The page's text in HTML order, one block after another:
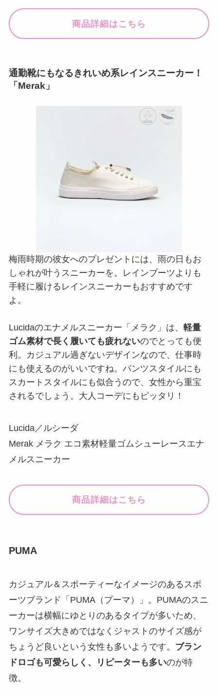
商品詳細はこちら
通勤靴にもなるきれいめ系レインスニーカー！
「Merak」
梅雨時期の彼女へのプレゼントには、雨の日もお
しゃれが叶うスニーカーを。レインブーツよりも
手軽に履けるレインスニーカーもおすすめです
よ。
Lucidaのエナメルスニーカー「メラク」は、 軽量
ゴム素材で長く履いても疲れないのでとっても便
利。カジュアル過ぎないデザインなので、仕事時
にも使えるのがいいですね。パンツスタイルにも
スカートスタイルにも似合うので、女性から重宝
されるでしょう。大人コーデにもピッタリ！
Lucida／ルシーダ
Merak メラク エコ素材軽量ゴムシューレースエナ
メルスニーカー
商品詳細はこちら
PUMA
カジュアル＆スポーティーなイメージのあるスポ
ーツブランド「PUMA（プーマ）」。PUMAのスニ
ーカーは横幅にゆとりのあるタイプが多いため、
ワンサイズ大きめではなくジャストのサイズ感が
ちょうど良いという女性も多いようです。 ブラン
ドロゴも可愛らしく、リピーターも多いのが特
徴。